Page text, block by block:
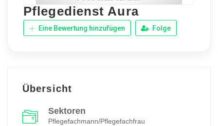
Pflegedienst Aura
Eine Bewertung hinzufügen Folge
Übersicht
Sektoren
Pflegefachmann/Pflegefachfrau